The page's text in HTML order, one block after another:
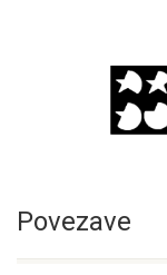
Povezave